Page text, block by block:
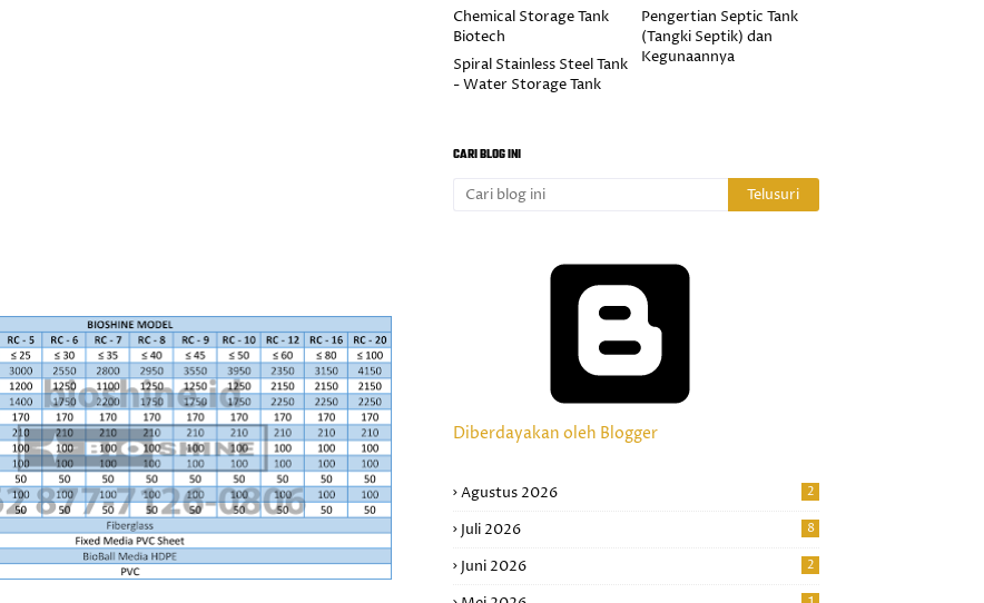
Chemical Storage Tank
Biotech
Pengertian Septic Tank
(Tangki Septik) dan
Kegunaannya
Spiral Stainless Steel Tank
- Water Storage Tank
CARI BLOG INI
Diberdayakan oleh Blogger
Agustus 2026 2
Juli 2026 8
Juni 2026 2